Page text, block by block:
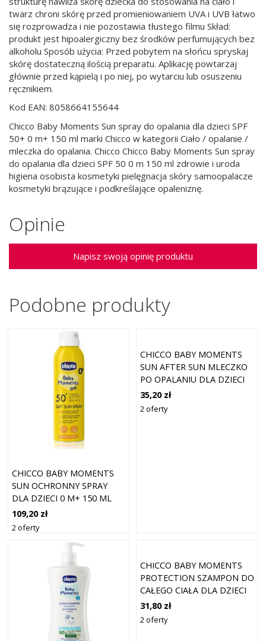
twarz chroni skórę przed promieniowaniem UVA i UVB łatwo
się rozprowadza i nie pozostawia tłustego filmu Skład:
produkt jest hipoalergiczny bez środków perfumujących bez
alkoholu Sposób użycia: Przed pobytem na słońcu spryskaj
skórę dostateczną ilością preparatu. Aplikację powtarzaj
głównie przed kąpielą i po niej, po wytarciu lub osuszeniu
ręcznikiem.
Kod EAN: 8058664155644
Chicco Baby Moments Sun spray do opalania dla dzieci SPF
50+ 0 m+ 150 ml marki Chicco w kategorii Ciało / opalanie /
mleczka do opalania. Chicco Chicco Baby Moments Sun spray
do opalania dla dzieci SPF 50 0 m 150 ml zdrowie i uroda
higiena osobista kosmetyki pielęgnacja skóry samoopalacze
kosmetyki brązujące i podkreślające opaleniznę.
Opinie
Napisz swoją opinię produktu
Podobne produkty
CHICCO BABY MOMENTS
SUN OCHRONNY SPRAY
DLA DZIECI 0 M+ 150 ML
109,20 zł
2 oferty
CHICCO BABY MOMENTS
SUN AFTER SUN MLECZKO
PO OPALANIU DLA DZIECI
OD URODZENIA 0 M+ 150
ML
35,20 zł
2 oferty
CHICCO BABY MOMENTS
PROTECTION SZAMPON DO
CAŁEGO CIAŁA DLA DZIECI
OD URODZENIA 0 M+ 750
ML
31,80 zł
2 oferty